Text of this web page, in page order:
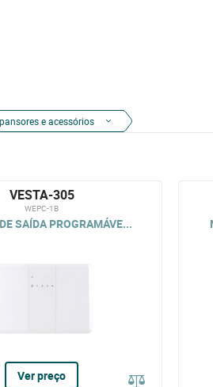
e acessórios
VESTA-305
WEPC-1B
SAÍDA PROGRAMÁVE...
Ver preço